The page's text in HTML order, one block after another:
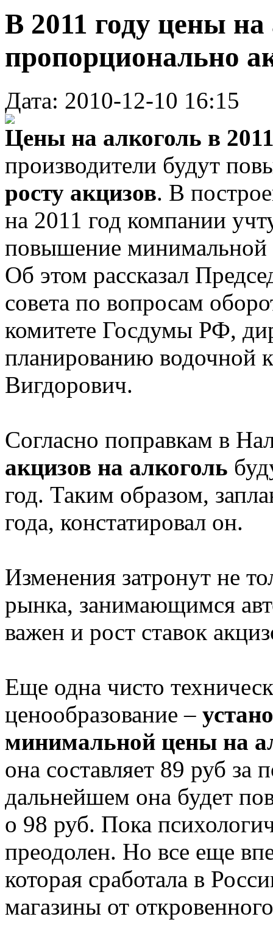
В 2011 году цены
пропорционально
Дата: 2010-12-10 16:15
Цены на алкоголь в
производители будут
росту акцизов. В
на 2011 год компании
повышение минимальной
Об этом рассказал
совета по вопросам
комитете Госдумы РФ,
планированию водочной
Вигдорович.
Согласно поправкам в
акцизов на алкоголь
год. Таким образом,
года, констатировал он.
Изменения затронут не
рынка, занимающимся
важен и рост ставок
Еще одна чисто
ценообразование –
минимальной цены на
она составляет 89 руб за
дальнейшем она будет
о 98 руб. Пока
преодолен. Но все еще
которая сработала в
магазины от